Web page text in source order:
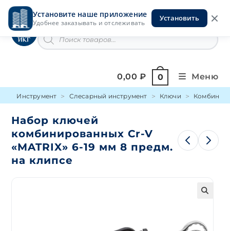
Установите наше приложение
Удобнее заказывать и отслеживать
Установить
Перейти
содержимомуИнструменты на Горской
товаров
0,00₽ 0 Меню
Инструмент Слесарный инструмент Ключи
Набор ключей
комбинированных Cr-V
«MATRIX» 6-19 мм 8 предм.
на клипсе